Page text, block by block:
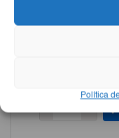
Política